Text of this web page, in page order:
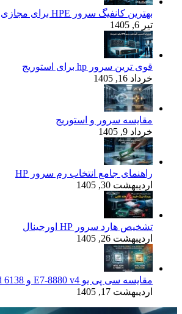
بهترین کانفیگ‌ سرور HPE برای مجازی‌ سازی داخلی
تیر 6, 1405
قوی‌ ترین سرور hp برای استوریج
خرداد 16, 1405
مقایسه سرور و استوریج
خرداد 9, 1405
راهنمای جامع انتخاب رم سرور HP
اردیبهشت 30, 1405
تشخیص هارد سرور HP اورجینال
اردیبهشت 26, 1405
مقایسه سی پی یو E7-8880 v4 و Intel Xeon Gold 6138
اردیبهشت 17, 1405